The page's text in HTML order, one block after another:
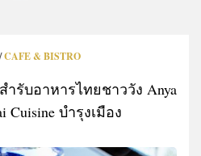
CAFE & BISTRO
รับอาหารไทยชาววัง Anya
Cuisine บำรุงเมือง